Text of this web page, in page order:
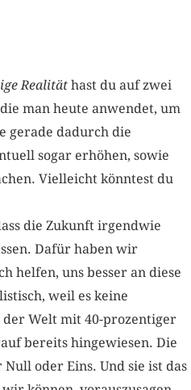
Realitäthast du auf zwei
man heute anwendet, um
gerade dadurch die
sogar erhöhen, sowie
Vielleicht könntest du
die Zukunft irgendwie
Dafür haben wir
helfen, uns besser an diese
weil es keine
der Welt mit 40-prozentiger
bereits hingewiesen. Die
oder Eins. Und sie ist das